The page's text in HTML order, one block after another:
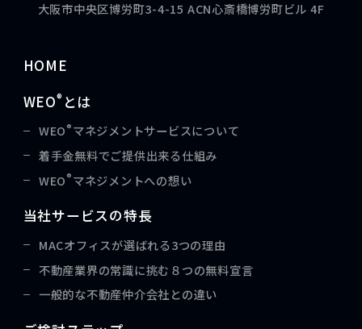
大阪市中央区博労町3-4-15 ACN心斎橋博労町ビル 4F
HOME
WEO® とは
WEO® マネジメントサービスについて
着手金無料でご提供出来る仕組み
WEO® マネジメントへの想い
当社サービスの特長
MACオフィスが選ばれる3つの理由
不動産業界の常識に挑む８つの無料宣言
一般的な不動産仲介会社との違い